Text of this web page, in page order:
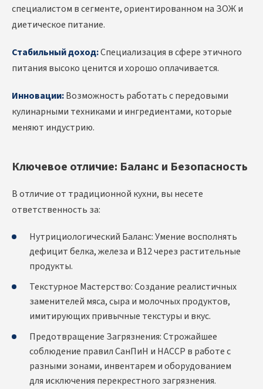
специалистом в сегменте, ориентированном на ЗОЖ и
диетическое питание.
Стабильный доход:Специализация в сфере этичного
питания высоко ценится и хорошо оплачивается.
Инновации:Возможность работать с передовыми
кулинарными техниками и ингредиентами, которые
меняют индустрию.
Ключевое отличие: Баланс и Безопасность
В отличие от традиционной кухни, вы несете
ответственность за:
Нутрициологический Баланс: Умение восполнять
дефицит белка, железа и B12 через растительные
продукты.
Текстурное Мастерство: Создание реалистичных
заменителей мяса, сыра и молочных продуктов,
имитирующих привычные текстуры и вкус.
Предотвращение Загрязнения: Строжайшее
соблюдение правил СанПиН и HACCP в работе с
разными зонами, инвентарем и оборудованием
для исключения перекрестного загрязнения.